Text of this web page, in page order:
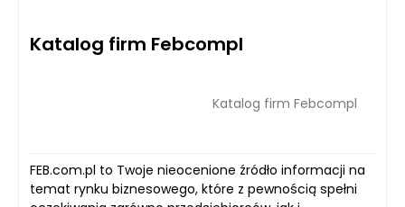
Katalog firm Febcompl
Katalog firm Febcompl
FEB.com.pl to Twoje nieocenione źródło informacji na
temat rynku biznesowego, które z pewnością spełni